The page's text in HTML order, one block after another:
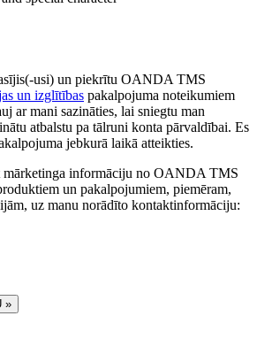
usi) un piekrītu OANDA TMS
un izglītības pakalpojuma noteikumiem
ar mani sazināties, lai sniegtu man
atbalstu pa tālruni konta pārvaldībai. Es
jebkurā laikā atteikties.
mārketinga informāciju no OANDA TMS
un pakalpojumiem, piemēram,
uz manu norādīto kontaktinformāciju:
»